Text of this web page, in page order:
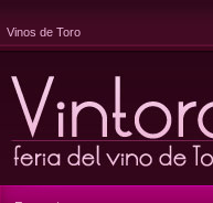
Vinos de Toro